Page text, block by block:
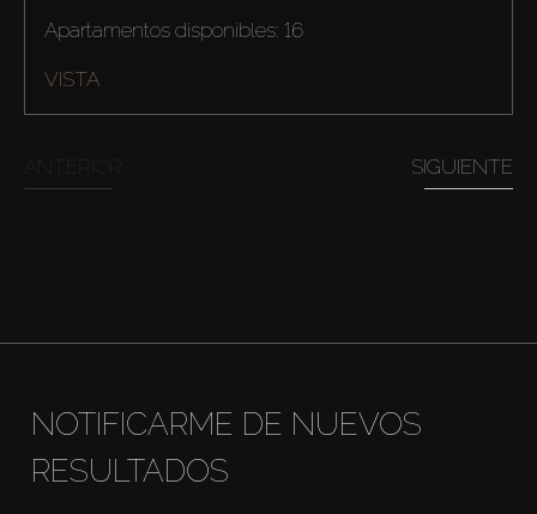
Comprar
Alquilar
Venta
Apartamentos disponibles: 16
VISTA
SIGUIENTE
NOTIFICARME DE NUEVOS
RESULTADOS